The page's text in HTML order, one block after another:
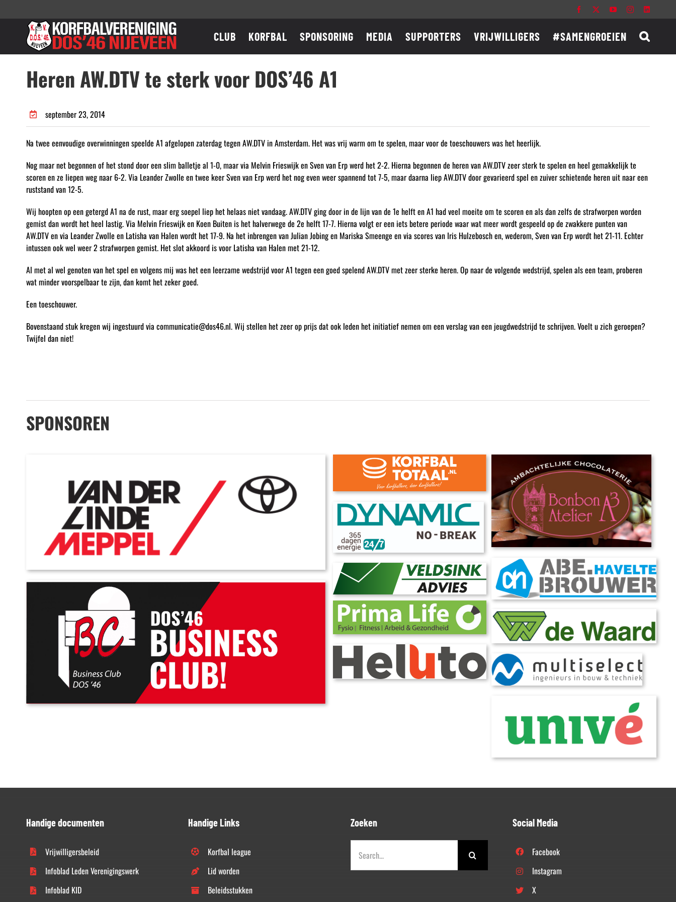
naar
Facebook YouTubeInstagram
CLUB KORFBAL SPONSORING MEDIA SUPPORTERS VRIJWILLIGERS #SAMENGROEIEN
Heren AW.DTV te sterk voor DOS’46 A1
september 23, 2014
Na twee eenvoudige overwinningen speelde A1 afgelopen zaterdag tegen AW.DTV in Amsterdam. Het was vrij warm om te spelen, maar voor de toeschouwers was het heerlijk.
Nog maar net begonnen of het stond door een slim balletje al 1-0, maar via Melvin Frieswijk en Sven van Erp werd het 2-2. Hierna begonnen de heren van AW.DTV zeer sterk te spelen en heel gemakkelijk te
scoren en ze liepen weg naar 6-2. Via Leander Zwolle en twee keer Sven van Erp werd het nog even weer spannend tot 7-5, maar daarna liep AW.DTV door gevarieerd spel en zuiver schietende heren uit naar een
ruststand van 12-5.
Wij hoopten op een getergd A1 na de rust, maar erg soepel liep het helaas niet vandaag. AW.DTV ging door in de lijn van de 1e helft en A1 had veel moeite om te scoren en als dan zelfs de strafworpen worden
gemist dan wordt het heel lastig. Via Melvin Frieswijk en Koen Buiten is het halverwege de 2e helft 17-7. Hierna volgt er een iets betere periode waar wat meer wordt gespeeld op de zwakkere punten van
AW.DTV en via Leander Zwolle en Latisha van Halen wordt het 17-9. Na het inbrengen van Julian Jobing en Mariska Smeenge en via scores van Iris Hulzebosch en, wederom, Sven van Erp wordt het 21-11. Echter
intussen ook wel weer 2 strafworpen gemist. Het slot akkoord is voor Latisha van Halen met 21-12.
Al met al wel genoten van het spel en volgens mij was het een leerzame wedstrijd voor A1 tegen een goed spelend AW.DTV met zeer sterke heren. Op naar de volgende wedstrijd, spelen als een team, proberen
wat minder voorspelbaar te zijn, dan komt het zeker goed.
Een toeschouwer.
Bovenstaand stuk kregen wij ingestuurd via communicatie@dos46.nl. Wij stellen het zeer op prijs dat ook leden het initiatief nemen om een verslag van een jeugdwedstrijd te schrijven. Voelt u zich geroepen?
Twijfel dan niet!
SPONSOREN
Handige documenten
Vrijwilligersbeleid
Infoblad Leden Verenigingswerk
Infoblad KID
Handige Links
Korfbal league
Lid worden
Beleidsstukken
Zoeken
naar:
Social Media
Facebook
Instagram
X